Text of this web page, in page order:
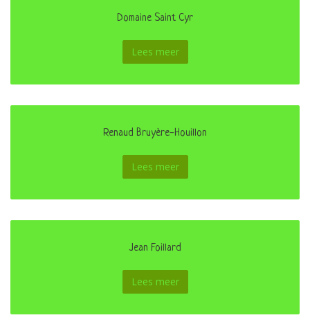
Domaine Saint Cyr
Lees meer
Renaud Bruyère-Houillon
Lees meer
Jean Foillard
Lees meer